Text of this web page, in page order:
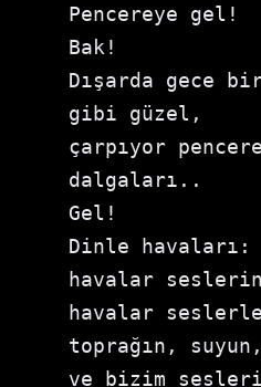
Pencereye gel!
Bak!
Dışarda gece
gibi güzel,
çarpıyor
dalgaları..
Gel!
Dinle havaları:
havalar
havalar
toprağın,
ve bizim